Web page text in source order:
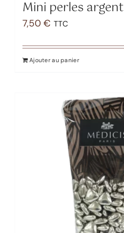
Mini perles argent
7,50€ TTC
Ajouter au panier